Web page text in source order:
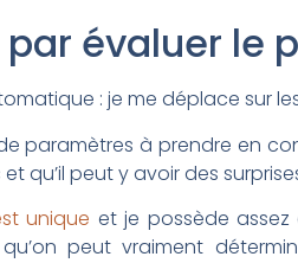
évaluer le
: je me déplace sur
paramètres à prendre en
qu’il peut y avoir des
unique et je possède assez
peut vraiment